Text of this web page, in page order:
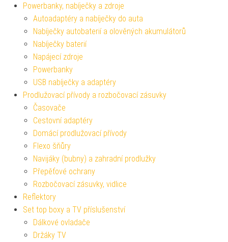
Powerbanky, nabíječky a zdroje
Autoadaptéry a nabíječky do auta
Nabíječky autobaterií a olověných akumulátorů
Nabíječky baterií
Napájecí zdroje
Powerbanky
USB nabíječky a adaptéry
Prodlužovací přívody a rozbočovací zásuvky
Časovače
Cestovní adaptéry
Domácí prodlužovací přívody
Flexo šňůry
Navijáky (bubny) a zahradní prodlužky
Přepěťové ochrany
Rozbočovací zásuvky, vidlice
Reflektory
Set top boxy a TV příslušenství
Dálkové ovladače
Držáky TV